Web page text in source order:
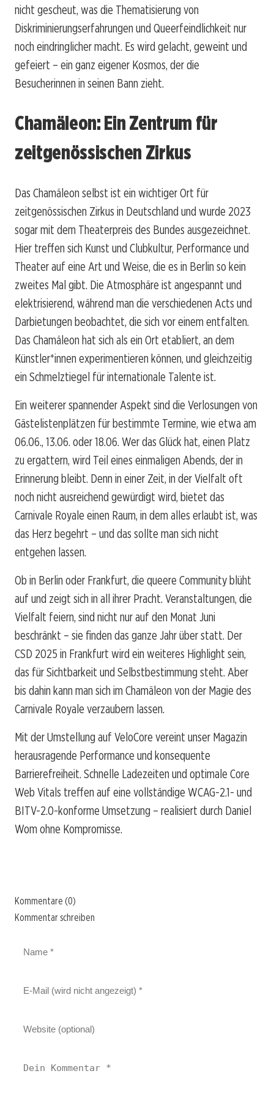
nicht gescheut, was die Thematisierung von
Diskriminierungserfahrungen und Queerfeindlichkeit nur
noch eindringlicher macht. Es wird gelacht, geweint und
gefeiert – ein ganz eigener Kosmos, der die
Besucherinnen in seinen Bann zieht.
Chamäleon: Ein Zentrum für
zeitgenössischen Zirkus
Das Chamäleon selbst ist ein wichtiger Ort für
zeitgenössischen Zirkus in Deutschland und wurde 2023
sogar mit dem Theaterpreis des Bundes ausgezeichnet.
Hier treffen sich Kunst und Clubkultur, Performance und
Theater auf eine Art und Weise, die es in Berlin so kein
zweites Mal gibt. Die Atmosphäre ist angespannt und
elektrisierend, während man die verschiedenen Acts und
Darbietungen beobachtet, die sich vor einem entfalten.
Das Chamäleon hat sich als ein Ort etabliert, an dem
Künstler*innen experimentieren können, und gleichzeitig
ein Schmelztiegel für internationale Talente ist.
Ein weiterer spannender Aspekt sind die Verlosungen von
Gästelistenplätzen für bestimmte Termine, wie etwa am
06.06., 13.06. oder 18.06. Wer das Glück hat, einen Platz
zu ergattern, wird Teil eines einmaligen Abends, der in
Erinnerung bleibt. Denn in einer Zeit, in der Vielfalt oft
noch nicht ausreichend gewürdigt wird, bietet das
Carnivale Royale einen Raum, in dem alles erlaubt ist, was
das Herz begehrt – und das sollte man sich nicht
entgehen lassen.
Ob in Berlin oder Frankfurt, die queere Community blüht
auf und zeigt sich in all ihrer Pracht. Veranstaltungen, die
Vielfalt feiern, sind nicht nur auf den Monat Juni
beschränkt – sie finden das ganze Jahr über statt. Der
CSD 2025 in Frankfurt wird ein weiteres Highlight sein,
das für Sichtbarkeit und Selbstbestimmung steht. Aber
bis dahin kann man sich im Chamäleon von der Magie des
Carnivale Royale verzaubern lassen.
Mit der Umstellung auf VeloCore vereint unser Magazin
herausragende Performance und konsequente
Barrierefreiheit. Schnelle Ladezeiten und optimale Core
Web Vitals treffen auf eine vollständige WCAG-2.1- und
BITV-2.0-konforme Umsetzung – realisiert durch Daniel
Wom ohne Kompromisse.
Kommentare (0)
Kommentar schreiben